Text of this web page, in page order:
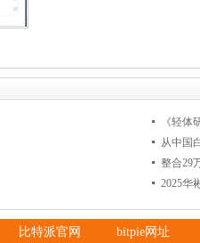
《轻体
从中国
整合29
2025华
比特派官网 bitpie网址